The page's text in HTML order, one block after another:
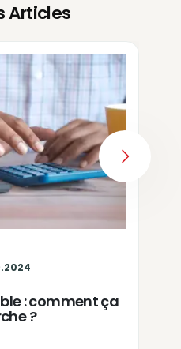
Articles
: comment ça
?